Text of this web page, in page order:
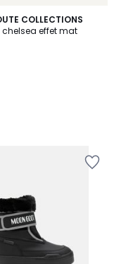
COLLECTIONS
chelsea effet mat